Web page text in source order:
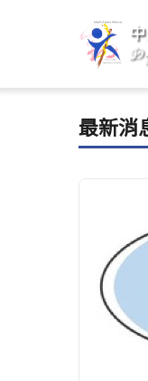
最新消